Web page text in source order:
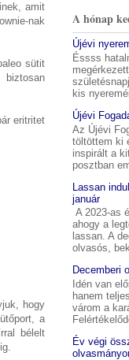
amit
nak
sütit
eritritet
hogy
a
bélelt
A hónap
Újévi
Éssss
kis
Újévi
Az Újévi
töltöttem ki
inspirált a
posztban
Lassan
január
A 2023-as
ahogy a
lassan. A
olvasós,
Decemberi
Idén van
hanem
várom a
Év végi